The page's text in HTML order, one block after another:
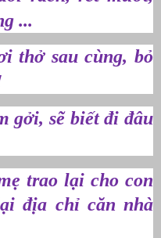
...
thở sau cùng, bỏ
gởi, sẽ biết đi đâu
trao lại cho con
địa chỉ căn nhà